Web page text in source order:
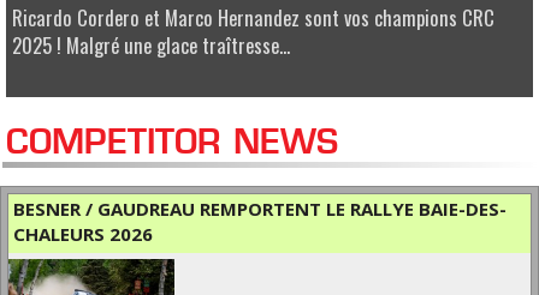
Ricardo Cordero et Marco Hernandez sont vos champions CRC
2025 ! Malgré une glace traîtresse...
COMPETITOR NEWS
BESNER / GAUDREAU REMPORTENT LE RALLYE BAIE-DES-
CHALEURS 2026